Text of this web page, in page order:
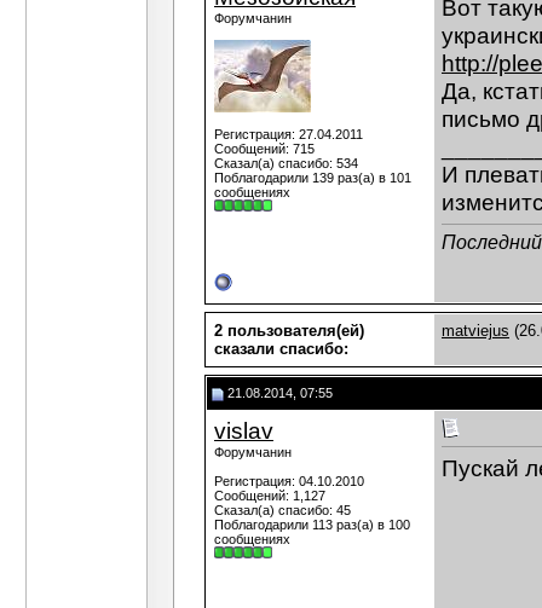
Форумчанин
Регистрация: 27.04.2011
Сообщений: 715
Сказал(а) спасибо: 534
Поблагодарили 139 раз(а) в 101
сообщениях
Вот
http://
Да,
письмо
И
2 пользователя(ей)
сказали cпасибо:
matviejus
21.08.2014, 07:55
vislav
Форумчанин
Регистрация: 04.10.2010
Сообщений: 1,127
Сказал(а) спасибо: 45
Поблагодарили 113 раз(а) в 100
сообщениях
Пускай